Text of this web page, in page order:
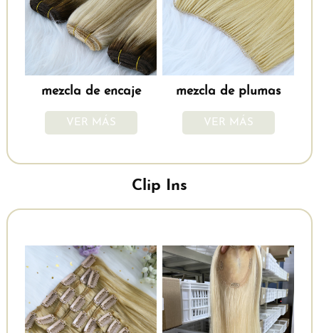
mezcla de encaje
VER MÁS
mezcla de plumas
VER MÁS
Clip Ins